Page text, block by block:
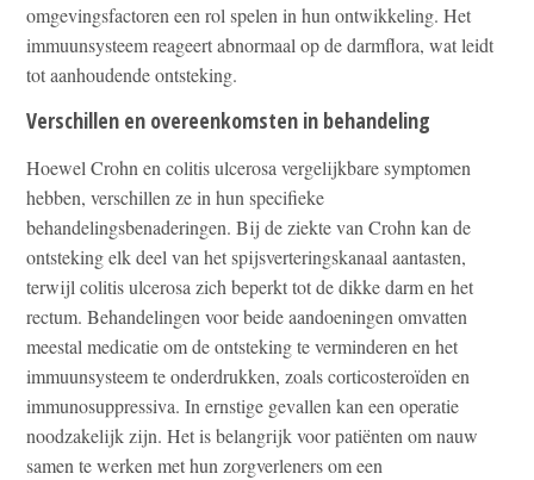
omgevingsfactoren een rol spelen in hun ontwikkeling. Het
immuunsysteem reageert abnormaal op de darmflora, wat leidt
tot aanhoudende ontsteking.
Verschillen en overeenkomsten in behandeling
Hoewel Crohn en colitis ulcerosa vergelijkbare symptomen
hebben, verschillen ze in hun specifieke
behandelingsbenaderingen. Bij de ziekte van Crohn kan de
ontsteking elk deel van het spijsverteringskanaal aantasten,
terwijl colitis ulcerosa zich beperkt tot de dikke darm en het
rectum. Behandelingen voor beide aandoeningen omvatten
meestal medicatie om de ontsteking te verminderen en het
immuunsysteem te onderdrukken, zoals corticosteroïden en
immunosuppressiva. In ernstige gevallen kan een operatie
noodzakelijk zijn. Het is belangrijk voor patiënten om nauw
samen te werken met hun zorgverleners om een